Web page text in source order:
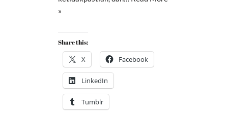
»
Share this:
X Facebook
LinkedIn
Tumblr